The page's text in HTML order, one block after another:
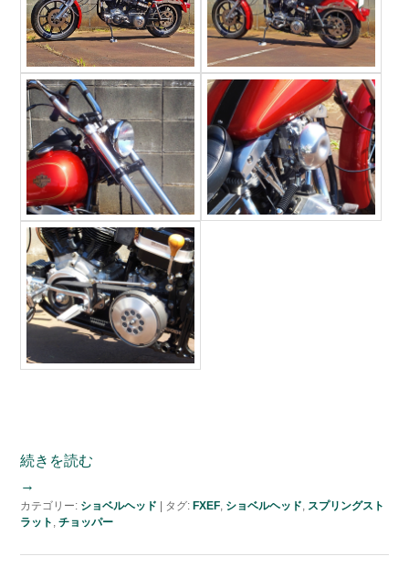
続きを読む
→
カテゴリー: ショベルヘッド | タグ: FXEF, ショベルヘッド
スプリングスト
ラット チョッパー